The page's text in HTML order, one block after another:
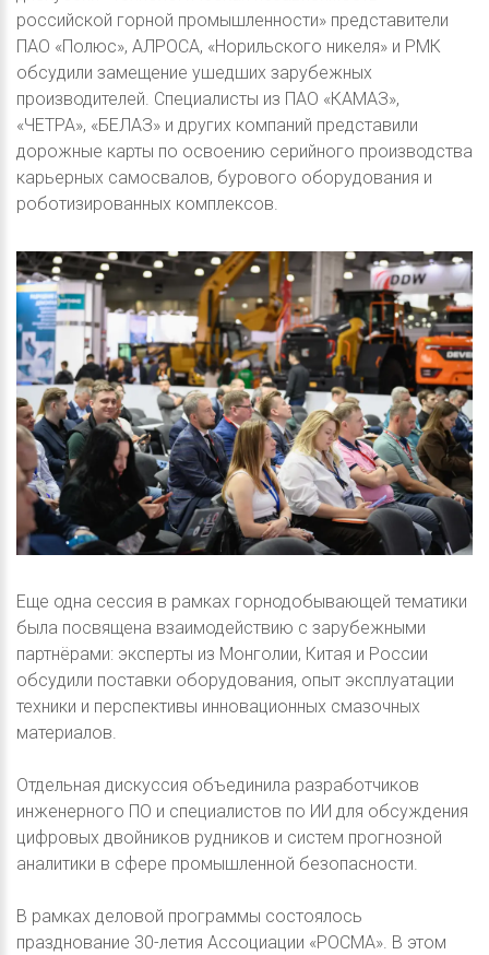
российской горной промышленности» представители
ПАО «Полюс», АЛРОСА, «Норильского никеля» и РМК
обсудили замещение ушедших зарубежных
производителей. Специалисты из ПАО «КАМАЗ»,
«ЧЕТРА», «БЕЛАЗ» и других компаний представили
дорожные карты по освоению серийного производства
карьерных самосвалов, бурового оборудования и
роботизированных комплексов.
Еще одна сессия в рамках горнодобывающей тематики
была посвящена взаимодействию с зарубежными
партнёрами: эксперты из Монголии, Китая и России
обсудили поставки оборудования, опыт эксплуатации
техники и перспективы инновационных смазочных
материалов.
Отдельная дискуссия объединила разработчиков
инженерного ПО и специалистов по ИИ для обсуждения
цифровых двойников рудников и систем прогнозной
аналитики в сфере промышленной безопасности.
В рамках деловой программы состоялось
празднование 30-летия Ассоциации «РОСМА». В этом